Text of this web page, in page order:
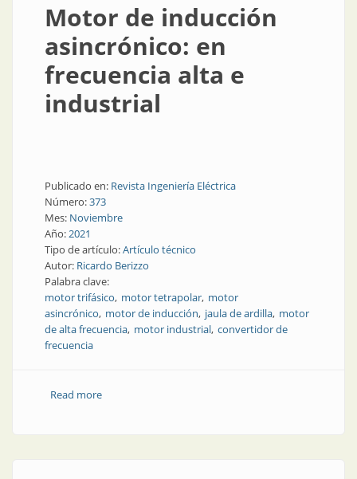
Motor de inducción
asincrónico: en
frecuencia alta e
industrial
Publicado en: Revista Ingeniería Eléctrica
Número:373
Mes: Noviembre
Año:2021
Tipo de artículo:Artículo técnico
Autor: Ricardo Berizzo
Palabra clave:
motor trifásico motor tetrapolar motor
asincrónico motor de inducción jaula de ardilla motor
de alta frecuencia motor industrial convertidor de
frecuencia
Read moreabout Motor de inducción asincrónico: en frecuencia